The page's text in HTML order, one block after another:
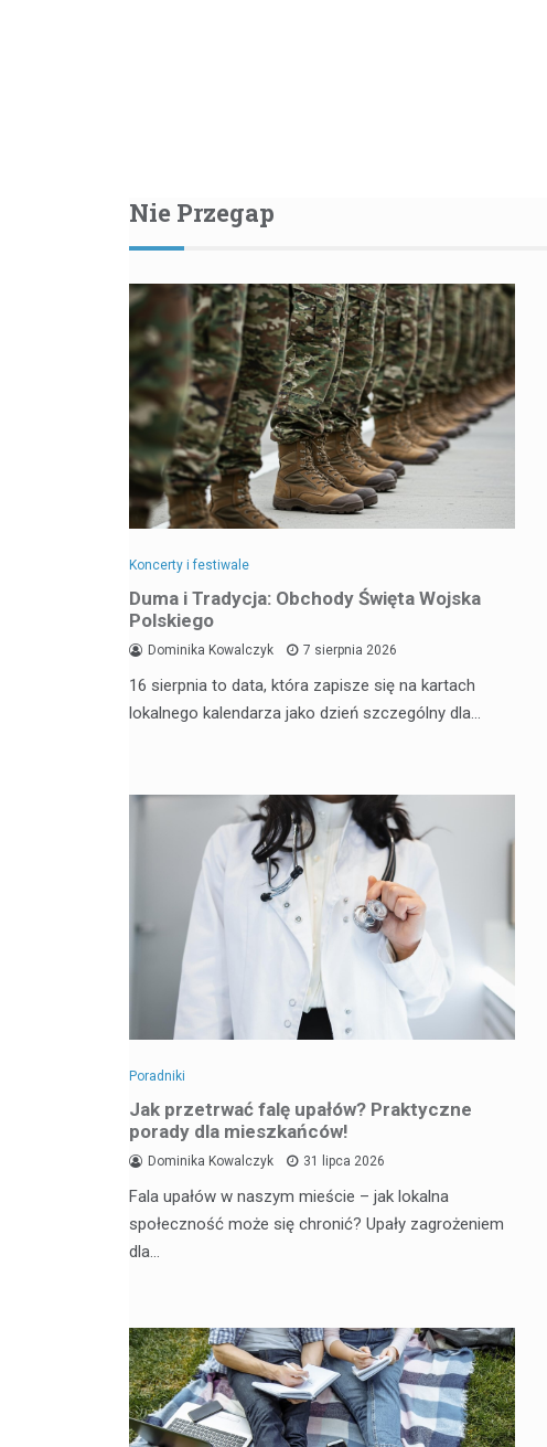
Nie Przegap
Koncerty i festiwale
Duma i Tradycja: Obchody Święta Wojska
Polskiego
Dominika Kowalczyk 7 sierpnia 2026
16 sierpnia to data, która zapisze się na kartach
lokalnego kalendarza jako dzień szczególny dla…
Poradniki
Jak przetrwać falę upałów? Praktyczne
porady dla mieszkańców!
Dominika Kowalczyk 31 lipca 2026
Fala upałów w naszym mieście – jak lokalna
społeczność może się chronić? Upały zagrożeniem
dla…